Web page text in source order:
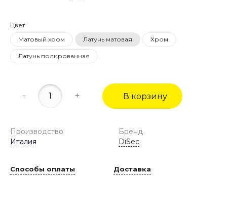
Цвет
Матовый хром
Латунь матовая Хром
Латунь полированная
- + В корзину
Производство
Италия
Бренд
DiSec
Способы оплаты Доставка